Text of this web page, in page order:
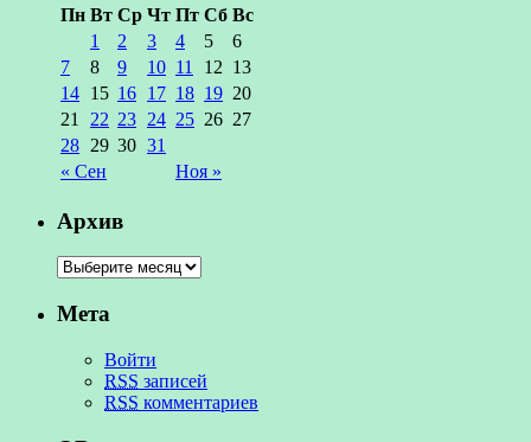
Пн Вт Ср Чт Пт Сб Вс
« Сен Ноя »
1 2 3 4 5
6
7
8 9 10 11 12 13
14 15 16 17 18 19 20
21
22 23 24 25 26 27
28 29 30 31
Архив
Мета
Войти
RSS записей
RSS комментариев